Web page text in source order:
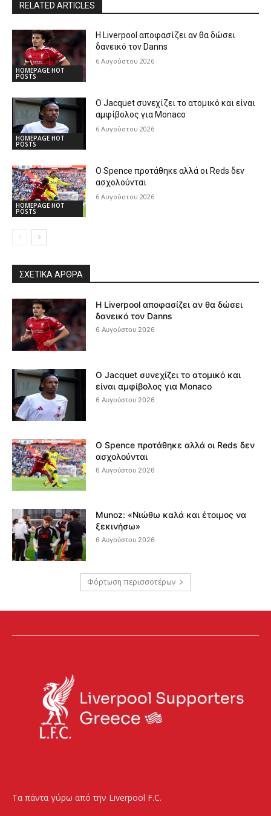
RELATED ARTICLES
HOMEPAGE HOT
POSTS
Η Liverpool αποφασίζει αν θα δώσει
δανεικό τον Danns
6 Αυγούστου 2026
HOMEPAGE HOT
POSTS
Ο Jacquet συνεχίζει το ατομικό και είναι
αμφίβολος για Monaco
6 Αυγούστου 2026
HOMEPAGE HOT
POSTS
Ο Spence προτάθηκε αλλά οι Reds δεν
ασχολούνται
6 Αυγούστου 2026
ΣΧΕΤΙΚΆ ΆΡΘΡΑ
Η Liverpool αποφασίζει αν θα δώσει
δανεικό τον Danns
6 Αυγούστου 2026
Ο Jacquet συνεχίζει το ατομικό και
είναι αμφίβολος για Monaco
6 Αυγούστου 2026
Ο Spence προτάθηκε αλλά οι Reds δεν
ασχολούνται
6 Αυγούστου 2026
Munoz: «Νιώθω καλά και έτοιμος να
ξεκινήσω»
6 Αυγούστου 2026
Φόρτωση περισσοτέρων
Τα πάντα γύρω από την Liverpool F.C.